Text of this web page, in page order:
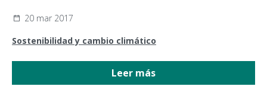
20 mar 2017
Sostenibilidad y cambio climático
Leer más